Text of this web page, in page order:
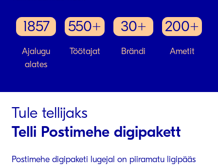
1857
Ajalugu
alates
550+
Töötajat
30+
Brändi
200+
Ametit
Tule tellijaks
Telli Postimehe digipakett
Postimehe digipaketi lugejal on piiramatu ligipääs